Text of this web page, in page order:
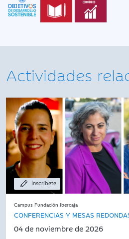
Actividades
Inscríbete
Campus Fundación Ibercaja
CONFERENCIAS Y MESAS
04 de noviembre de 2026